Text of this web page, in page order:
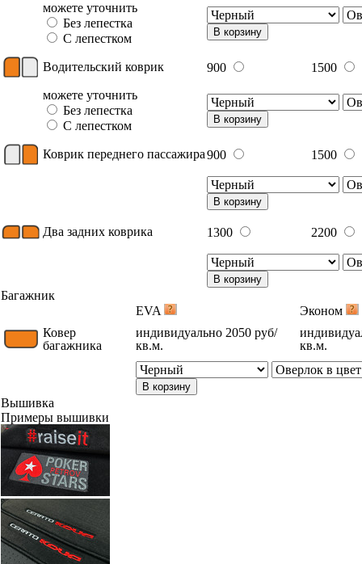
можете уточнить
Без лепестка
С лепестком
В корзину
Водительский коврик 900
1500
можете уточнить
Без лепестка
С лепестком
В корзину
Коврик переднего пассажира900 1500
В корзину
Два задних коврика 1300 2200
В корзину
Багажник
EVA
Эконом
Ковер
багажника
индивидуально 2050 руб/
кв.м.
кв.м.
В корзину
Вышивка
Примеры вышивки